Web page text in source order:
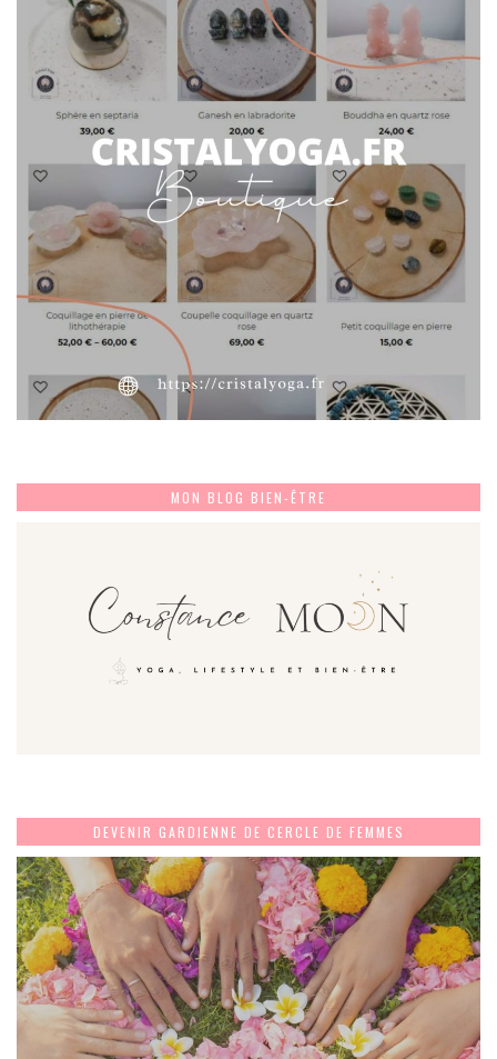
MON BLOG BIEN-ÊTRE
DEVENIR GARDIENNE DE CERCLE DE FEMMES